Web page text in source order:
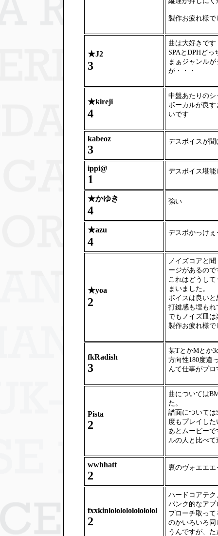
製作お疲れ様で
★J2
3
曲は大好きで
SPAとDPHど
まぁジャンル
が・・・
★kireji
4
中盤あたりの
ボーカルが良
いです
kabeoz
3
デスボイスが
ippi@
1
デスボイス堪能
★かゆき
4
強い
★azu
4
デスボかっけぇ
★yoa
2
ノイズコアと
ージがあるの
これはどうし
まいました。
ボイスは良い
打鍵感も埋も
でもノイズ皿
製作お疲れ様で
fkRadish
3
某TとかMとか
方向性180度違
んて仕事がプ
Pista
2
曲については
た。
譜面については
度もプレイし
あとムービー
ルの人と比べ
wwhhatt
2
裏のヴォエエ
fxxkinlolololololololol
2
ハードコアテ
パンク的なア
プローチ取っ
のかいろいろ
うんですが、